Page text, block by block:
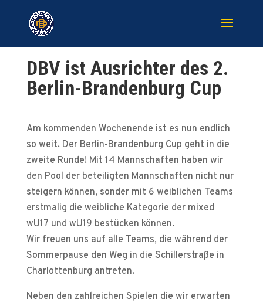
DBV ist Ausrichter des 2.
Berlin-Brandenburg Cup
Am kommenden Wochenende ist es nun endlich
so weit. Der Berlin-Brandenburg Cup geht in die
zweite Runde! Mit 14 Mannschaften haben wir
den Pool der beteiligten Mannschaften nicht nur
steigern können, sonder mit 6 weiblichen Teams
erstmalig die weibliche Kategorie der mixed
wU17 und wU19 bestücken können.
Wir freuen uns auf alle Teams, die während der
Sommerpause den Weg in die Schillerstraße in
Charlottenburg antreten.
Neben den zahlreichen Spielen die wir erwarten